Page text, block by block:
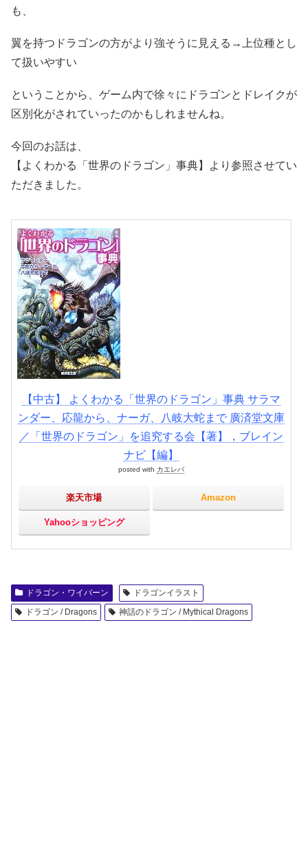
も、
翼を持つドラゴンの方がより強そうに見える→上位種とし
て扱いやすい
ということから、ゲーム内で徐々にドラゴンとドレイクが
区別化がされていったのかもしれませんね。
今回のお話は、
【よくわかる「世界のドラゴン」事典】より参照させてい
ただきました。
【中古】 よくわかる「世界のドラゴン」事典 サラマ
ンダー、応龍から、ナーガ、八岐大蛇まで 廣済堂文庫
／「世界のドラゴン」を追究する会【著】，ブレイン
ナビ【編】
posted with カエレバ
楽天市場 Amazon
Yahooショッピング
ドラゴン・ワイバーン
ドラゴンイラスト
ドラゴン / Dragons
神話のドラゴン / Mythical Dragons